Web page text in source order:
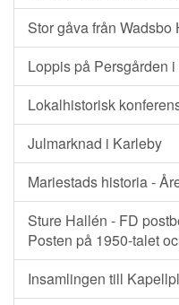
Stor gåva från
Loppis på Persgården
Lokalhistorisk
Julmarknad i Karleby
Mariestads historia -
Sture Hallén - FD
Posten på 1950-talet
Insamlingen till